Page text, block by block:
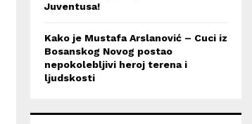
Juventusa!
Kako je Mustafa Arslanović – Cuci iz
Bosanskog Novog postao
nepokolebljivi heroj terena i
ljudskosti